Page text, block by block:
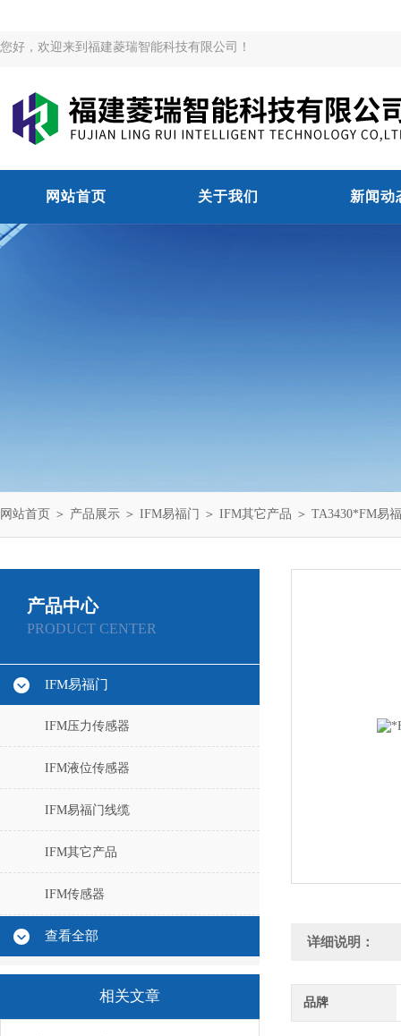
您好，欢迎来到福建菱瑞智能科技有限公司！
网站首页 关于我们 新闻动
网站首页 ＞ 产品展示 ＞ IFM易福门 ＞ IFM其它产品 ＞ TA3430*FM易
产品中心
PRODUCT CENTER
IFM易福门
IFM压力传感器
IFM液位传感器
IFM易福门线缆
IFM其它产品
IFM传感器
查看全部
相关文章
详细说明：
品牌